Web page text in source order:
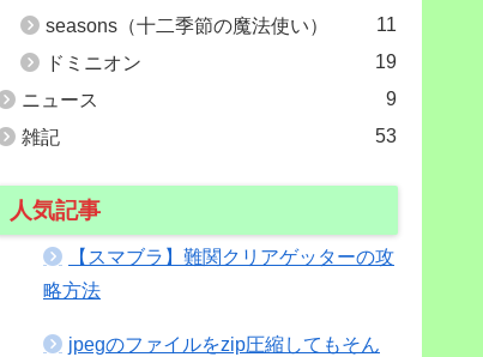
seasons（十二季節の魔法使い）
11
ドミニオン
19
ニュース
9
雑記
53
人気記事
【スマブラ】難関クリアゲッターの攻
略方法
jpegのファイルをzip圧縮してもそん